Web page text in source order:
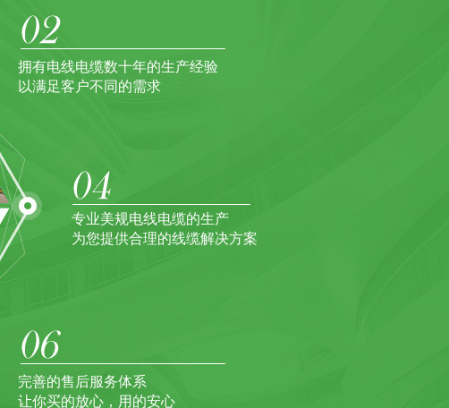
拥有电线电缆数十年的生产经验
以满足客户不同的需求
专业美规电线电缆的生产
为您提供合理的线缆解决方案
完善的售后服务体系
让你买的放心，用的安心